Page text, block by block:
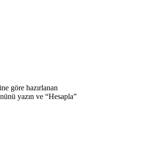
göre hazırlanan
yazın ve “Hesapla”